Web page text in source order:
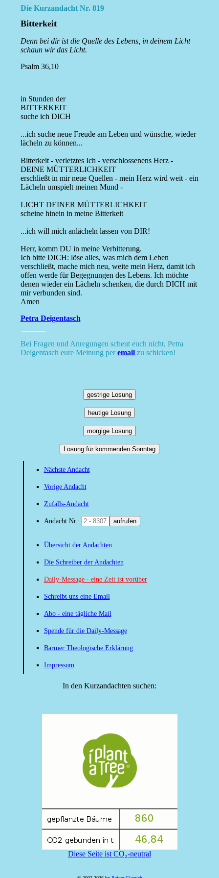
Die Kurzandacht Nr. 819
Bitterkeit
Denn bei dir ist die Quelle des Lebens, in deinem Licht
schaun wir das Licht.
Psalm 36,10
in Stunden der
BITTERKEIT
suche ich DICH
...ich suche neue Freude am Leben und wünsche, wieder
lächeln zu können...
Bitterkeit - verletztes Ich - verschlossenens Herz -
DEINE MÜTTERLICHKEIT
erschließt in mir neue Quellen - mein Herz wird weit - ein
Lächeln umspielt meinen Mund -
LICHT DEINER MÜTTERLICHKEIT
scheine hinein in meine Bitterkeit
...ich will mich anlächeln lassen von DIR!
Herr, komm DU in meine Verbitterung.
Ich bitte DICH: löse alles, was mich dem Leben
verschließt, mache mich neu, weite mein Herz, damit ich
offen werde für Begegnungen des Lebens. Ich möchte
denen wieder ein Lächeln schenken, die durch DICH mit
mir verbunden sind.
Amen
Petra Deigentasch
Bei Fragen und Anregungen scheut euch nicht, Petra
Deigentasch eure Meinung peremailzu schicken!
gestrige Losung
heutige Losung
morgige Losung
Losung für kommenden Sonntag
Nächste Andacht
Vorige Andacht
Zufalls-Andacht
Andacht Nr.: aufrufen
Übersicht der Andachten
Die Schreiber der Andachten
Daily-Message - eine Zeit ist vorüber
Schreibt uns eine Email
Abo - eine tägliche Mail
Spende für die Daily-Message
Barmer Theologische Erklärung
Impressum
In den Kurzandachten suchen:
Diese Seite ist CO₂-neutral